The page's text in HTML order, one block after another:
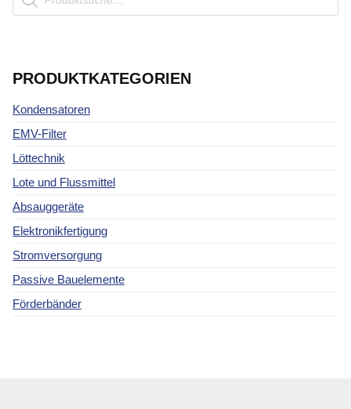
PRODUKTKATEGORIEN
Kondensatoren
EMV-Filter
Löttechnik
Lote und Flussmittel
Absauggeräte
Elektronikfertigung
Stromversorgung
Passive Bauelemente
Förderbänder